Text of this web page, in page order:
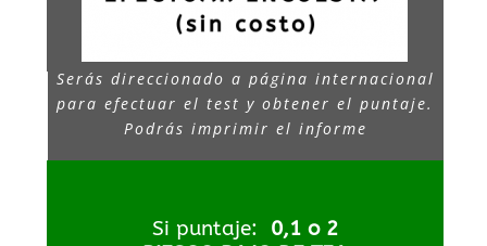
Serás direccionado a página internacional
para efectuar el test y obtener el puntaje.
Podrás imprimir el informe
Si puntaje: 0,1 o 2